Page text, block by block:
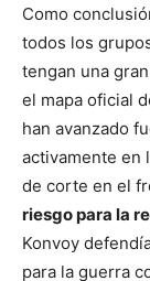
Como
todos los
tengan una
el mapa oficial
han avanzado
activamente en
de corte en el
riesgo para la
Konvoy
para la guerra